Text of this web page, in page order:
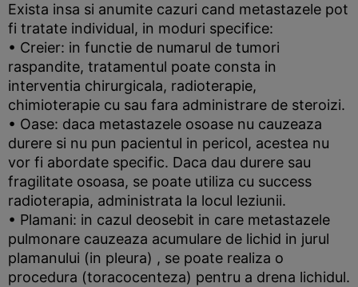
Exista insa si anumite cazuri cand metastazele pot
fi tratate individual, in moduri specifice:
• Creier: in functie de numarul de tumori
raspandite, tratamentul poate consta in
interventia chirurgicala, radioterapie,
chimioterapie cu sau fara administrare de steroizi.
• Oase: daca metastazele osoase nu cauzeaza
durere si nu pun pacientul in pericol, acestea nu
vor fi abordate specific. Daca dau durere sau
fragilitate osoasa, se poate utiliza cu success
radioterapia, administrata la locul leziunii.
• Plamani: in cazul deosebit in care metastazele
pulmonare cauzeaza acumulare de lichid in jurul
plamanului (in pleura) , se poate realiza o
procedura (toracocenteza) pentru a drena lichidul.